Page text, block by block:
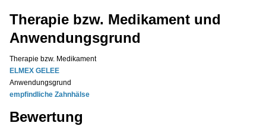
Therapie bzw. Medikament und
Anwendungsgrund
Therapie bzw. Medikament
ELMEX GELEE
Anwendungsgrund
empfindliche Zahnhälse
Bewertung